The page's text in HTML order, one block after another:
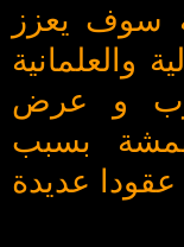
سوف يعزز
والعلمانية
و عرض
بسبب
عديدة